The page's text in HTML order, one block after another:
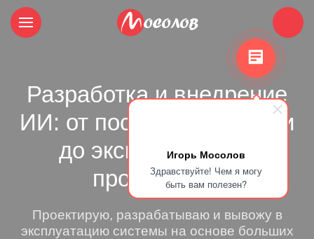
Игорь Мосолов
Здравствуйте! Чем я могу
быть вам полезен?
Разработка и внедрение
ИИ: от постановки задачи
до эксплуатации в
продакшене
Проектирую, разрабатываю и вывожу в
эксплуатацию системы на основе больших